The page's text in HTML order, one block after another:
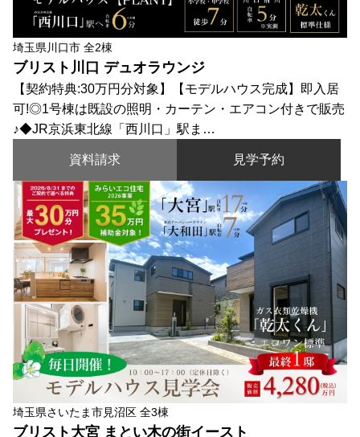
埼玉県川口市 全2棟
ブリスト川口 デュオラウンジ
【契約特典:30万円分対象】【モデルハウス完成】即入居
可!◎1号棟は既設の照明・カーテン・エアコン付きで販売
♪◆JR京浜東北線「西川口」駅ま…
資料請求 見学予約
埼玉県さいたま市見沼区 全3棟
ブリスト大宮 まとい木の街イースト